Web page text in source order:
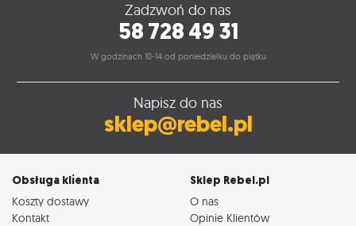
Zadzwoń do nas
58 728 49 31
W godzinach 10-14 od poniedziałku do piątku
Napisz do nas
sklep@rebel.pl
Obsługa klienta
Koszty dostawy
Kontakt
Sklep Rebel.pl
O nas
Opinie Klientów